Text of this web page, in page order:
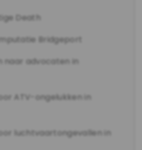
Death
Bridgeport
naar advocaten in
ATV-ongelukken in
luchtvaartongevallen in